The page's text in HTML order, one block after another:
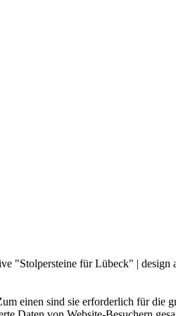
"Stolpersteine für Lübeck" | design
einen sind sie erforderlich für